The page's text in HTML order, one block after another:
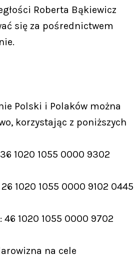
Roberta Bąkiewicz
się za pośrednictwem
Polski i Polaków można
korzystając z poniższych
1020 1055 0000 9302
1020 1055 0000 9102 0445
46 1020 1055 0000 9702
na cele